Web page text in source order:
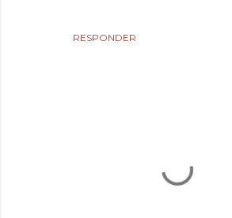
RESPONDER